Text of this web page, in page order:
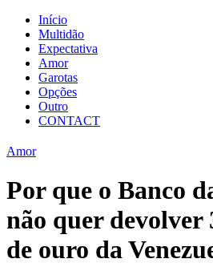
Início
Multidão
Expectativa
Amor
Garotas
Opções
Outro
CONTACT
Amor
Por que o Banco
não quer devolver
de ouro da